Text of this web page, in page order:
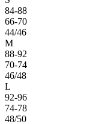
84-88
66-70
44/46
M
88-92
70-74
46/48
L
92-96
74-78
48/50